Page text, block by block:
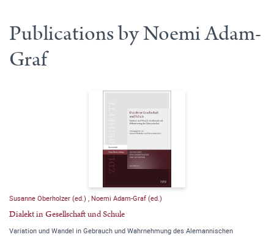
Publications by Noemi Adam-
Graf
Susanne Oberholzer (ed.) Noemi Adam-Graf (ed.)
Dialekt in Gesellschaft und Schule
Variation und Wandel in Gebrauch und Wahrnehmung des Alemannischen